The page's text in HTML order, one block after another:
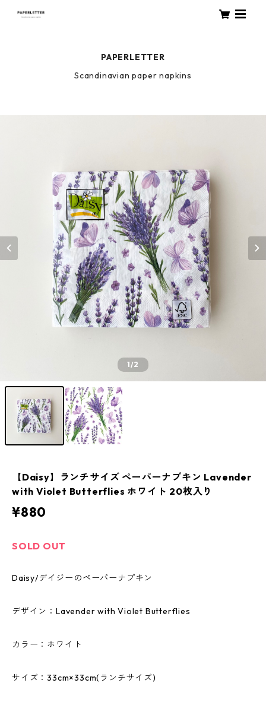
PAPERLETTER
Scandinavian paper napkins
1/2
【Daisy】ランチサイズ ペーパーナプキン Lavender
with Violet Butterflies ホワイト 20枚入り
¥880
SOLD OUT
Daisy/デイジーのペーパーナプキン
デザイン：Lavender with Violet Butterflies
カラー：ホワイト
サイズ：33cm×33cm(ランチサイズ)